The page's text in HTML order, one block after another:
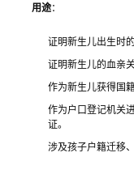
用途：
证明新生儿出生时
证明新生儿的血亲关
作为新生儿获得国
作为户口登记机关
证。
涉及孩子户籍迁移